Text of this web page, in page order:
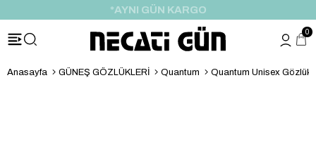
*AYNI GÜN KARGO
0
Anasayfa GÜNEŞ GÖZLÜKLERİ Quantum Quantum Unisex Gözlük